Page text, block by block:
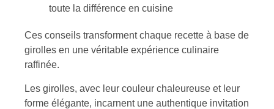
toute la différence en cuisine
Ces conseils transforment chaque recette à base de
girolles en une véritable expérience culinaire
raffinée.
Les girolles, avec leur couleur chaleureuse et leur
forme élégante, incarnent une authentique invitation